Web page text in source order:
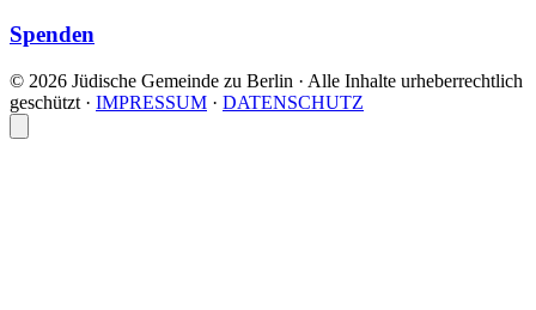
Spenden
© 2026 Jüdische Gemeinde zu Berlin · Alle Inhalte urheberrechtlich
geschützt · IMPRESSUM · DATENSCHUTZ